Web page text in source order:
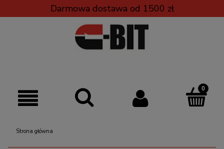
Darmowa dostawa od 1500 zł
Strona główna